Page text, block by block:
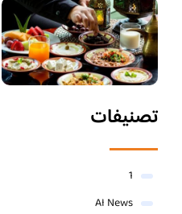
تصنيفات
1
AI News